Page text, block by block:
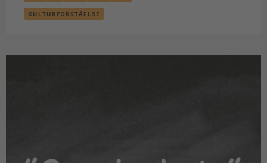
KULTURFORSTÅELSE